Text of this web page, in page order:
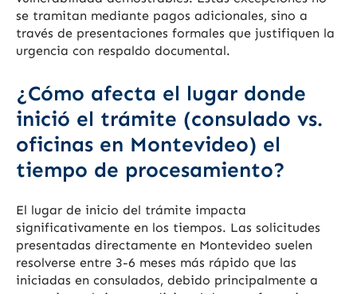
se tramitan mediante pagos adicionales, sino a
través de presentaciones formales que justifiquen la
urgencia con respaldo documental.
¿Cómo afecta el lugar donde
inició el trámite (consulado vs.
oficinas en Montevideo) el
tiempo de procesamiento?
El lugar de inicio del trámite impacta
significativamente en los tiempos. Las solicitudes
presentadas directamente en Montevideo suelen
resolverse entre 3-6 meses más rápido que las
iniciadas en consulados, debido principalmente a